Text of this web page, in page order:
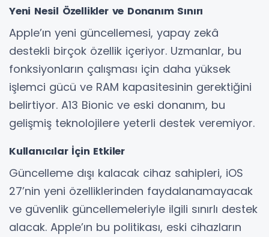
Yeni Nesil Özellikler ve Donanım Sınırı
Apple’ın yeni güncellemesi, yapay zekâ
destekli birçok özellik içeriyor. Uzmanlar, bu
fonksiyonların çalışması için daha yüksek
işlemci gücü ve RAM kapasitesinin gerektiğini
belirtiyor. A13 Bionic ve eski donanım, bu
gelişmiş teknolojilere yeterli destek veremiyor.
Kullanıcılar İçin Etkiler
Güncelleme dışı kalacak cihaz sahipleri, iOS
27’nin yeni özelliklerinden faydalanamayacak
ve güvenlik güncellemeleriyle ilgili sınırlı destek
alacak. Apple’ın bu politikası, eski cihazların